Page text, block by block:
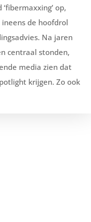
op,
de hoofdrol
Na jaren
centraal stonden,
media zien dat
krijgen. Zo ook